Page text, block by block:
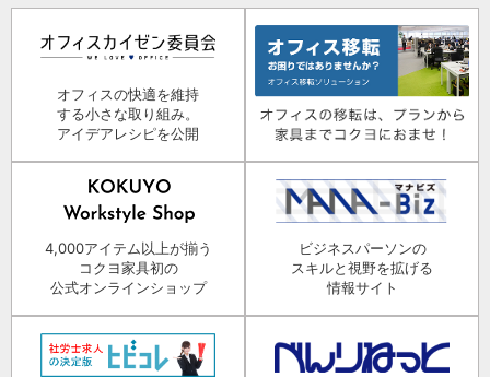
オフィスの快適を維持
する小さな取り組み。
アイデアレシピを公開
4,000アイテム以上が揃う
コクヨ家具初の
公式オンラインショップ
ビジネスパーソンの
スキルと視野を拡げる
情報サイト